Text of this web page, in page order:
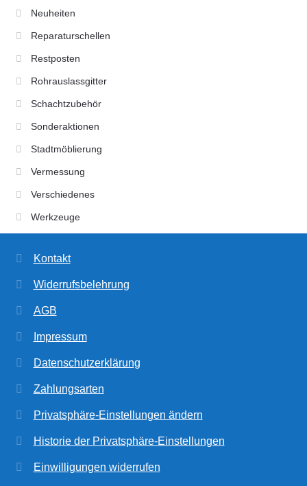
Neuheiten
Reparaturschellen
Restposten
Rohrauslassgitter
Schachtzubehör
Sonderaktionen
Stadtmöblierung
Vermessung
Verschiedenes
Werkzeuge
Kontakt
Widerrufsbelehrung
AGB
Impressum
Datenschutzerklärung
Zahlungsarten
Privatsphäre-Einstellungen ändern
Historie der Privatsphäre-Einstellungen
Einwilligungen widerrufen